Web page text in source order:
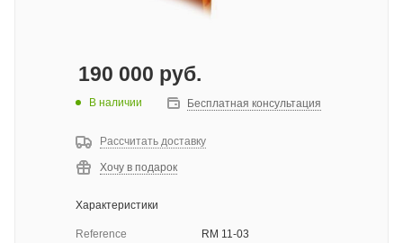
190 000 руб.
В наличии Бесплатная консультация
Рассчитать доставку
Хочу в подарок
Характеристики
Reference
RM 11-03